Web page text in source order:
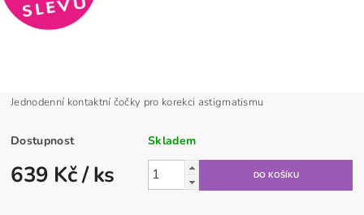
Jednodenní kontaktní čočky pro korekci astigmatismu
Dostupnost Skladem
639 Kč/ ks